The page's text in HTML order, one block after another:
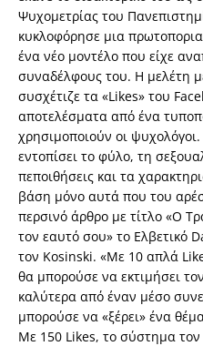
Ψυχομετρίας του
κυκλοφόρησε μια
ένα νέο μοντέλο που είχε
συναδέλφους του. Η μελέτη
συσχέτιζε τα «Likes» του
αποτελέσματα από ένα
χρησιμοποιούν οι
εντοπίσει το φύλο, τη
πεποιθήσεις και τα
βάση μόνο αυτά που του
περσινό άρθρο με τίτλο «Ο
τον εαυτό σου» το Ελβετικό
τον Kosinski. «Με 10 απλά
θα μπορούσε να εκτιμήσει
καλύτερα από έναν μέσο
μπορούσε να «ξέρει» ένα
Με 150 Likes, το σύστημα